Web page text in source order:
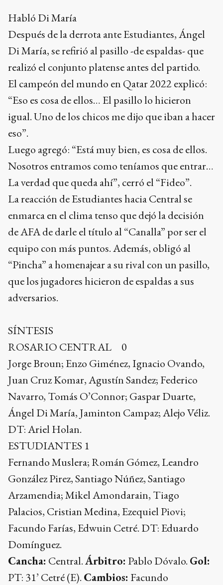
Habló Di María
Después de la derrota ante Estudiantes, Ángel
Di María, se refirió al pasillo -de espaldas- que
realizó el conjunto platense antes del partido.
El campeón del mundo en Qatar 2022 explicó:
“Eso es cosa de ellos… El pasillo lo hicieron
igual. Uno de los chicos me dijo que iban a hacer
eso”.
Luego agregó: “Está muy bien, es cosa de ellos.
Nosotros entramos como teníamos que entrar…
La verdad que queda ahí”, cerró el “Fideo”.
La reacción de Estudiantes hacia Central se
enmarca en el clima tenso que dejó la decisión
de AFA de darle el título al “Canalla” por ser el
equipo con más puntos. Además, obligó al
“Pincha” a homenajear a su rival con un pasillo,
que los jugadores hicieron de espaldas a sus
adversarios.
SÍNTESIS
ROSARIO CENTRAL 0
Jorge Broun; Enzo Giménez, Ignacio Ovando,
Juan Cruz Komar, Agustín Sandez; Federico
Navarro, Tomás O’Connor; Gaspar Duarte,
Ángel Di María, Jaminton Campaz; Alejo Véliz.
DT: Ariel Holan.
ESTUDIANTES 1
Fernando Muslera; Román Gómez, Leandro
González Pirez, Santiago Núñez, Santiago
Arzamendia; Mikel Amondarain, Tiago
Palacios, Cristian Medina, Ezequiel Piovi;
Facundo Farías, Edwuin Cetré. DT: Eduardo
Domínguez.
Cancha: Central.Árbitro: Pablo Dóvalo. Gol:
PT: 31’ Cetré (E). Cambios: Facundo